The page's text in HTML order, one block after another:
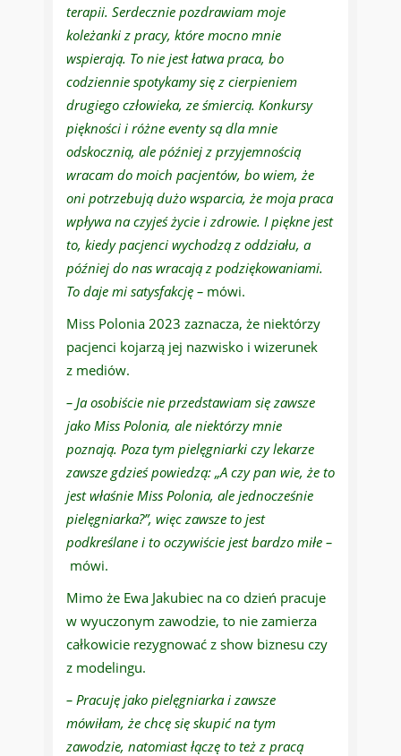
terapii. Serdecznie pozdrawiam moje
koleżanki z pracy, które mocno mnie
wspierają. To nie jest łatwa praca, bo
codziennie spotykamy się z cierpieniem
drugiego człowieka, ze śmiercią. Konkursy
piękności i różne eventy są dla mnie
odskocznią, ale później z przyjemnością
wracam do moich pacjentów, bo wiem, że
oni potrzebują dużo wsparcia, że moja praca
wpływa na czyjeś życie i zdrowie. I piękne jest
to, kiedy pacjenci wychodzą z oddziału, a
później do nas wracają z podziękowaniami.
To daje mi satysfakcję – mówi.
Miss Polonia 2023 zaznacza, że niektórzy
pacjenci kojarzą jej nazwisko i wizerunek
z mediów.
– Ja osobiście nie przedstawiam się zawsze
jako Miss Polonia, ale niektórzy mnie
poznają. Poza tym pielęgniarki czy lekarze
zawsze gdzieś powiedzą: „A czy pan wie, że to
jest właśnie Miss Polonia, ale jednocześnie
pielęgniarka?”, więc zawsze to jest
podkreślane i to oczywiście jest bardzo miłe –
mówi.
Mimo że Ewa Jakubiec na co dzień pracuje
w wyuczonym zawodzie, to nie zamierza
całkowicie rezygnować z show biznesu czy
z modelingu.
– Pracuję jako pielęgniarka i zawsze
mówiłam, że chcę się skupić na tym
zawodzie, natomiast łączę to też z pracą